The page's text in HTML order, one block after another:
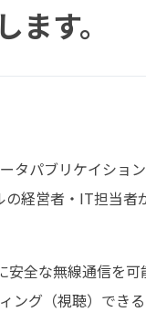
す。
タパブリケイショ
経営者・IT担当者
全な無線通信を可
グ（視聴）できる